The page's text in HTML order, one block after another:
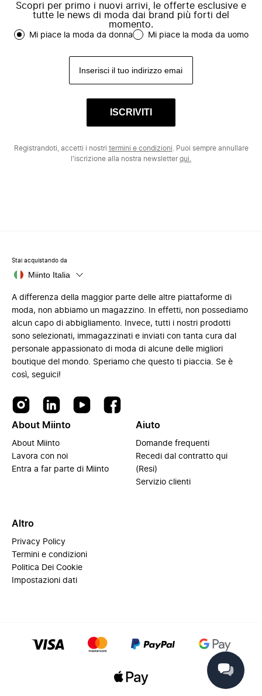
Scopri per primo i nuovi arrivi, le offerte esclusive e
tutte le news di moda dai brand più forti del
momento.
Mi piace la moda da donna Mi piace la moda da uomo
ISCRIVITI
Registrandoti, accetti i nostri termini e condizioni . Puoi sempre annullare
l'iscrizione alla nostra newsletterqui.
Stai acquistando da
Miinto Italia
A differenza della maggior parte delle altre piattaforme di
moda, non abbiamo un magazzino. In effetti, non possediamo
alcun capo di abbigliamento. Invece, tutti i nostri prodotti
sono selezionati, immagazzinati e inviati con tanta cura dal
personale appassionato di moda di alcune delle migliori
boutique del mondo. Speriamo che questo ti piaccia. Se è
così, seguici!
About Miinto
About Miinto
Lavora con noi
Entra a far parte di Miinto
Aiuto
Domande frequenti
Recedi dal contratto qui
(Resi)
Servizio clienti
Altro
Privacy Policy
Termini e condizioni
Politica Dei Cookie
Impostazioni dati